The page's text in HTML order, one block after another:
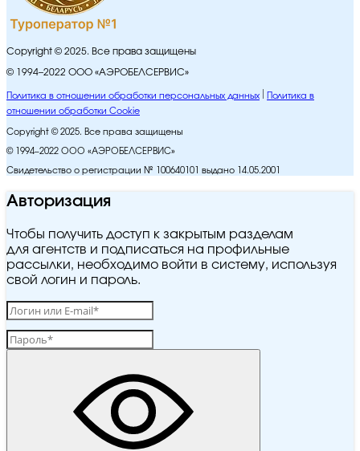
Copyright © 2025. Все права защищены
© 1994–2022 ООО «АЭРОБЕЛСЕРВИС»
Политика в отношении обработки персональных данных
Политика в
отношении обработки Cookie
Copyright © 2025. Все права защищены
© 1994–2022 ООО «АЭРОБЕЛСЕРВИС»
Свидетельство о регистрации № 100640101 выдано 14.05.2001
Авторизация
Чтобы получить доступ к закрытым разделам
для агентств и подписаться на профильные
рассылки, необходимо войти в систему, используя
свой логин и пароль.